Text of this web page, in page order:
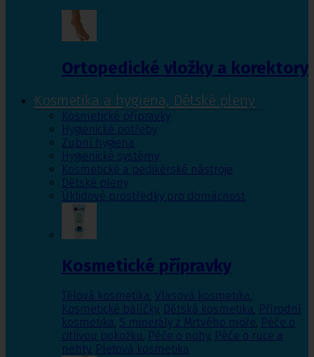
Ortopedické vložky a korektory
Kosmetika a hygiena, Dětské pleny
Kosmetické přípravky
Hygienické potřeby
Zubní hygiena
Hygienické systémy
Kosmetické a pedikérské nástroje
Dětské pleny
Úklidové prostředky pro domácnost
Kosmetické přípravky
Tělová kosmetika, Vlasová kosmetika,
Kosmetické balíčky, Dětská kosmetika, Přírodní
kosmetika, S minerály z Mrtvého moře, Péče o
citlivou pokožku, Péče o nohy, Péče o ruce a
nehty, Pleťová kosmetika